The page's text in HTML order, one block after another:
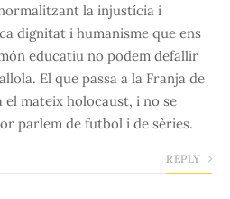
la injustícia i
dignitat i humanisme que ens
educatiu no podem defallir
El que passa a la Franja de
el mateix holocaust, i no se
parlem de futbol i de sèries.
REPLY